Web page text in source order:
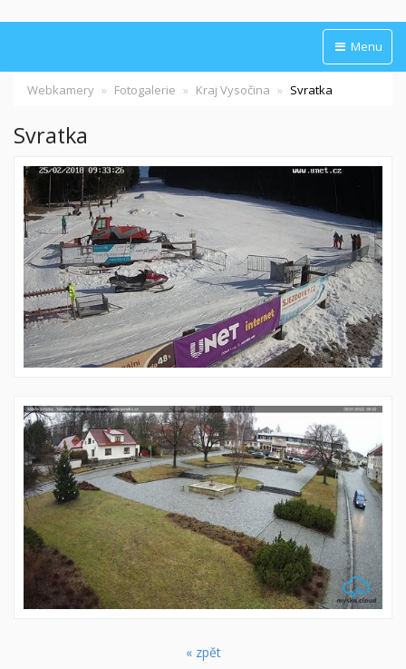
Menu
Webkamery Fotogalerie Kraj Vysočina Svratka
Svratka
« zpět